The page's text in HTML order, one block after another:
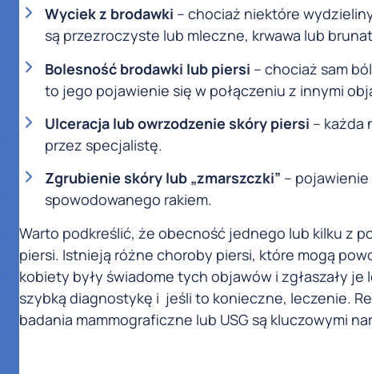
Wyciek z brodawki – chociaż niektóre
są przezroczyste lub mleczne, krwawa lub
Bolesność brodawki lub piersi – chociaż sam
to jego pojawienie się w połączeniu z innymi
Ulceracja lub owrzodzenie skóry piersi – każda
przez specjalistę.
Zgrubienie skóry lub „zmarszczki” –
spowodowanego rakiem.
Warto podkreślić, że obecność jednego lub kilku z
piersi. Istnieją różne choroby piersi, które mogą
kobiety były świadome tych objawów i zgłaszały
szybką diagnostykę i jeśli to konieczne, leczenie.
badania mammograficzne lub USG są kluczowymi